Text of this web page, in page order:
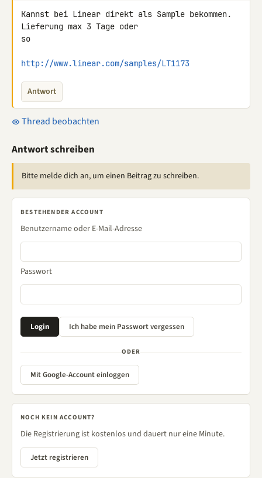
Kannst bei Linear direkt als Sample bekommen.
Lieferung max 3 Tage oder
so
http://www.linear.com/samples/LT1173
Antwort
Thread beobachten
Antwort schreiben
Bitte melde dich an, um einen Beitrag zu schreiben.
BESTEHENDER ACCOUNT
Benutzername oder E-Mail-Adresse
Passwort
ODER
Mit Google-Account einloggen
NOCH KEIN ACCOUNT?
Die Registrierung ist kostenlos und dauert nur eine Minute.
Jetzt registrieren